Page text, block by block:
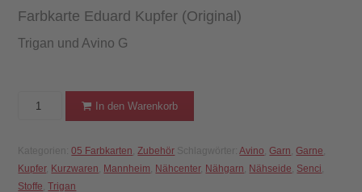
Farbkarte Eduard Kupfer (Original)
Trigan und Avino G
Farbkarte
und
Avino
G
In den Warenkorb
Kategorien:05 Farbkarten ,Zubehör Schlagwörter:Avino ,Garn ,Garne
Kupfer, Kurzwaren Mannheim Nähcenter, Nähgarn Nähseide Senci
Stoffe ,Trigan